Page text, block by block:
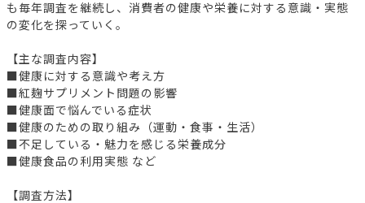
も毎年調査を継続し、消費者の健康や栄養に対する意識・実態
の変化を探っていく。
【主な調査内容】
■健康に対する意識や考え方
■紅麹サプリメント問題の影響
■健康面で悩んでいる症状
■健康のための取り組み（運動・食事・生活）
■不足している・魅力を感じる栄養成分
■健康食品の利用実態 など
【調査方法】